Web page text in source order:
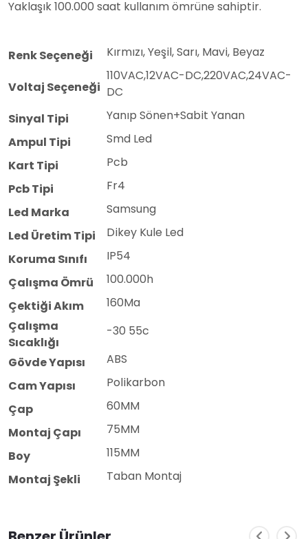
Yaklaşık 100.000 saat kullanım ömrüne sahiptir.
Renk Seçeneği Kırmızı, Yeşil, Sarı, Mavi, Beyaz
Voltaj Seçeneği
110VAC,12VAC-DC,220VAC,24VAC-
DC
Sinyal Tipi Yanıp Sönen+Sabit Yanan
Ampul Tipi Smd Led
Kart Tipi Pcb
Pcb Tipi Fr4
Led Marka Samsung
Led Üretim Tipi Dikey Kule Led
Koruma Sınıfı IP54
Çalışma Ömrü 100.000h
Çektiği Akım 160Ma
Çalışma
Sıcaklığı
-30 55c
Gövde Yapısı ABS
Cam Yapısı Polikarbon
Çap 60MM
Montaj Çapı 75MM
Boy 115MM
Montaj Şekli Taban Montaj
Benzer Ürünler